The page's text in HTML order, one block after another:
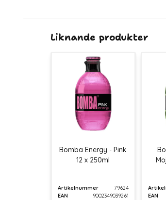
Liknande produkter
Bomba Energy - Pink
12 x 250ml
Artikelnummer
79624
EAN
9002349039261
EAN